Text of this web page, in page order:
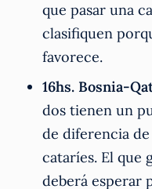
que pasar una
clasifiquen
favorece.
16hs. Bosnia-
dos tienen un
de diferencia
cataríes. El que
deberá esperar